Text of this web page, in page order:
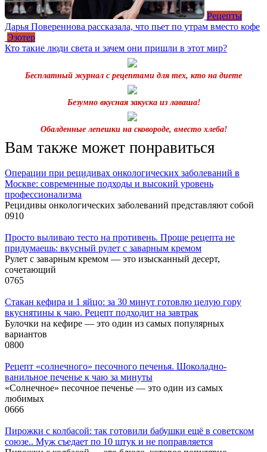
Рецепты
Дарья Повереннова рассказала, что пьет по утрам вместо кофе
Эзотер
Кто такие люди света и зачем они пришли в этот мир?
Бесплатный журнал с рецептами для тех, кто на диете
Безумно вкусная закуска из лаваша!
Обалденные лепешки на сковороде, вместо хлеба!
Вам также может понравиться
Операции при рецидивах онкологических заболеваний в
Москве: современные подходы и высокий уровень
профессионализма
Рецидивы онкологических заболеваний представляют собой
0910
Просто выливаю тесто на противень. Проще рецепта не
придумаешь: вкусный рулет с заварным кремом
Рулет с заварным кремом — это изысканный десерт,
сочетающий
0765
Стакан кефира и 1 яйцо: за 30 минут готовлю целую гору
вкуснятины к чаю. Рецепт подходит на завтрак
Булочки на кефире — это один из самых популярных
вариантов
0800
Рецепт «солнечного» песочного печенья. Шоколадно-
ванильное печенье к чаю за минуты
«Солнечное» песочное печенье — это один из самых
любимых
0666
Пирожки с колбасой: так готовили бабушки ещё в советском
союзе.. Муж съедает по 10 штук и не поправляется